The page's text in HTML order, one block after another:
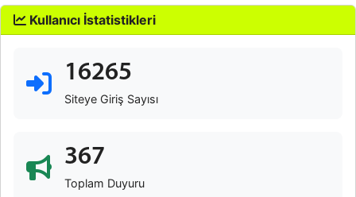
Kullanıcı İstatistikleri
16265
Siteye Giriş Sayısı
367
Toplam Duyuru